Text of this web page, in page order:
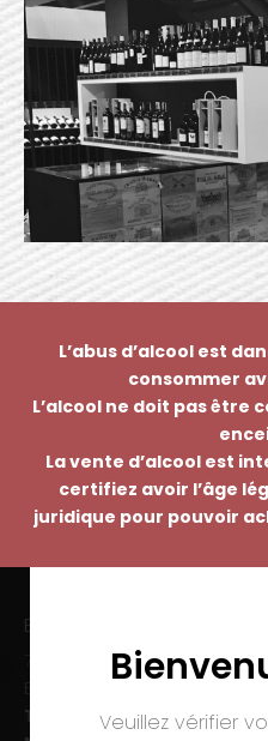
L’abus d’alcool est
consommer
L’alcool ne doit pas être
La vente d’alcool est
certifiez avoir l’âge
juridique pour pouvoir
Veuillez vérifier
EMMANUEL NASTI
7 avenue Pierre Pflimlin –
Tél. :
03 89 46 50 35